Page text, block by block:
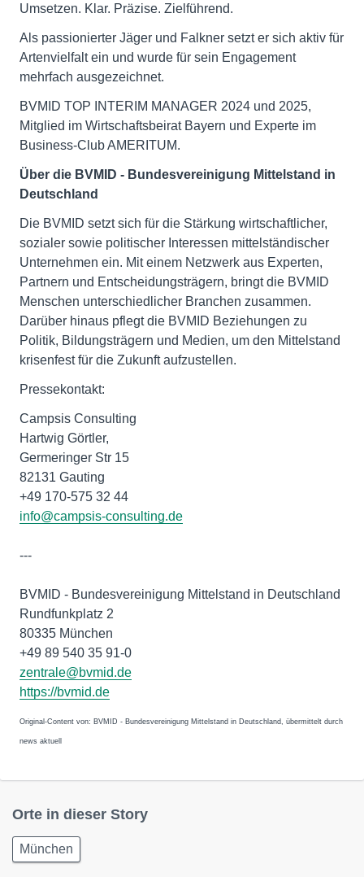
Umsetzen. Klar. Präzise. Zielführend.
Als passionierter Jäger und Falkner setzt er sich aktiv für
Artenvielfalt ein und wurde für sein Engagement
mehrfach ausgezeichnet.
BVMID TOP INTERIM MANAGER 2024 und 2025,
Mitglied im Wirtschaftsbeirat Bayern und Experte im
Business-Club AMERITUM.
Über die BVMID - Bundesvereinigung Mittelstand in
Deutschland
Die BVMID setzt sich für die Stärkung wirtschaftlicher,
sozialer sowie politischer Interessen mittelständischer
Unternehmen ein. Mit einem Netzwerk aus Experten,
Partnern und Entscheidungsträgern, bringt die BVMID
Menschen unterschiedlicher Branchen zusammen.
Darüber hinaus pflegt die BVMID Beziehungen zu
Politik, Bildungsträgern und Medien, um den Mittelstand
krisenfest für die Zukunft aufzustellen.
Pressekontakt:
Campsis Consulting
Hartwig Görtler,
Germeringer Str 15
82131 Gauting
+49 170-575 32 44
info@campsis-consulting.de
---
BVMID - Bundesvereinigung Mittelstand in Deutschland
Rundfunkplatz 2
80335 München
+49 89 540 35 91-0
zentrale@bvmid.de
https://bvmid.de
Original-Content von: BVMID - Bundesvereinigung Mittelstand in Deutschland, übermittelt durch
news aktuell
Orte in dieser Story
München